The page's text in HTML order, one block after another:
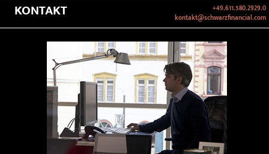
KONTAKT
+49.611.580.2929.0
kontakt@schwarzfinancial.com